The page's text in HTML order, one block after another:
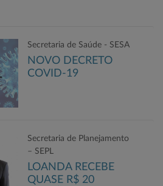
Secretaria de Saúde - SESA
NOVO DECRETO
COVID-19
Secretaria de Planejamento
– SEPL
LOANDA RECEBE
QUASE R$ 20